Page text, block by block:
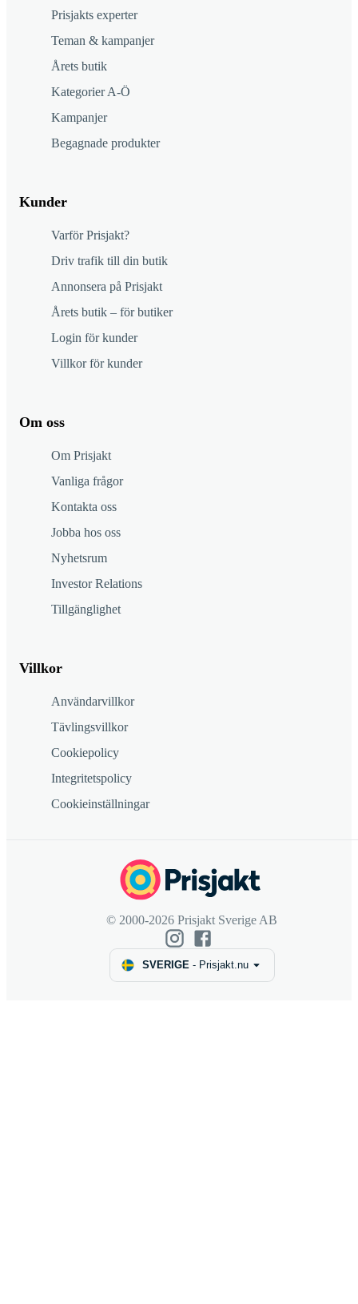
Prisjakts experter
Teman & kampanjer
Årets butik
Kategorier A-Ö
Kampanjer
Begagnade produkter
Kunder
Varför Prisjakt?
Driv trafik till din butik
Annonsera på Prisjakt
Årets butik – för butiker
Login för kunder
Villkor för kunder
Om oss
Om Prisjakt
Vanliga frågor
Kontakta oss
Jobba hos oss
Nyhetsrum
Investor Relations
Tillgänglighet
Villkor
Användarvillkor
Tävlingsvillkor
Cookiepolicy
Integritetspolicy
Cookieinställningar
© 2000-2026 Prisjakt Sverige AB
SVERIGE- Prisjakt.nu